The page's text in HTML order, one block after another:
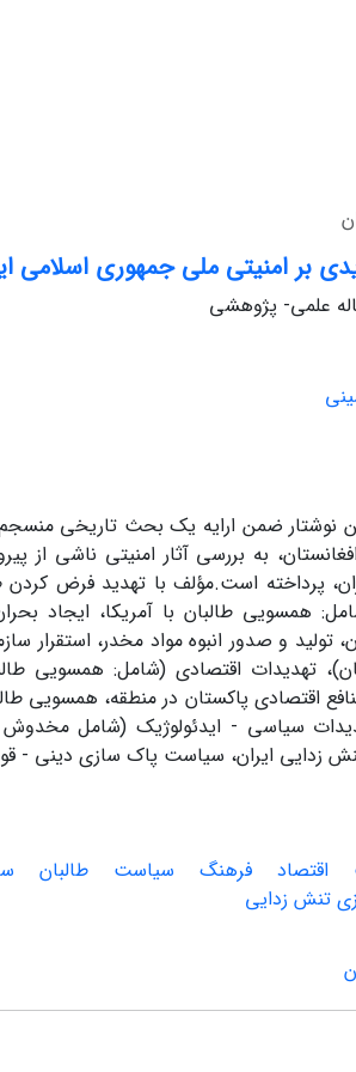
بر امنیتی ملی جمهوری اسلامی
علمی- پژوهشی
نوشتار ضمن ارایه یک بحث تاریخی
به بررسی آثار امنیتی ناشی از
پرداخته است.مؤلف با تهدید فرض کردن
همسویی طالبان با آمریکا، ایجاد
تولید و صدور انبوه مواد مخدر،
تهدیدات اقتصادی (شامل: همسویی
اقتصادی پاکستان در منطقه، همسویی
سیاسی - ایدئولوژیک (شامل
‏زدایی ایران، سیاست پاک سازی دینی -
اقتصاد فرهنگ سیاست طالبان
تنش زدایی